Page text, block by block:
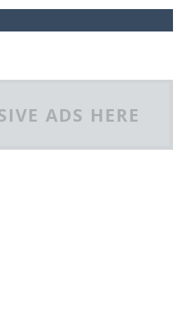
ADS HERE